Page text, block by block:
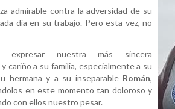
admirable contra la adversidad de su
día en su trabajo. Pero esta vez, no
expresar nuestra más sincera
cariño a su familia, especialmente a su
hermana y a su inseparable Román,
en este momento tan doloroso y
con ellos nuestro pesar.